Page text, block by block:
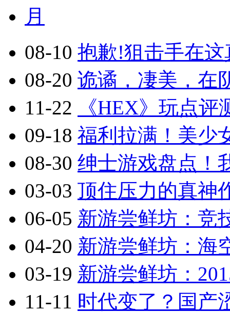
月
08-10 抱歉!狙击手在
08-20 诡谲，凄美，在
11-22
《HEX》玩点
09-18 福利拉满！美少
08-30 绅士游戏盘点！
03-03 顶住压力的真神
06-05 新游尝鲜坊：竞
04-20 新游尝鲜坊：海
03-19 新游尝鲜坊：
11-11 时代变了？国产